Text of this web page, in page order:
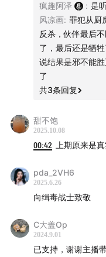
疯趣阿泽 : 是
风凉画: 罪犯从厨
反杀，伙伴最后
了，最后还是牺
说结果是邪不能
了
共3条回复
甜不饱
2025.10.08
00:42 上期原来是
pda_2VH6
2025.6.26
向缉毒战士致敬
C大盖Op
2024.9.01
已支持，谢谢主播